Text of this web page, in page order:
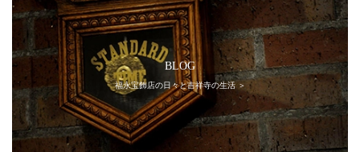
BLOG
福永宝飾店の日々と吉祥寺の生活 ＞